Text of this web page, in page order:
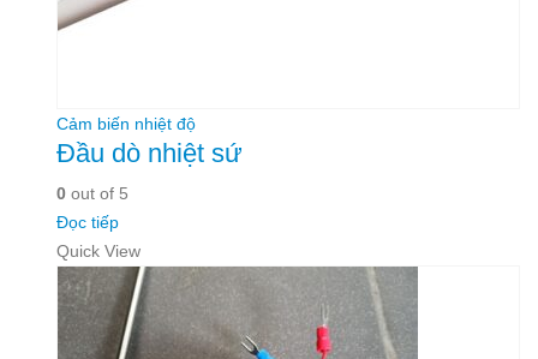
Cảm biến nhiệt độ
Đầu dò nhiệt sứ
0 out of 5
Đọc tiếp
Quick View